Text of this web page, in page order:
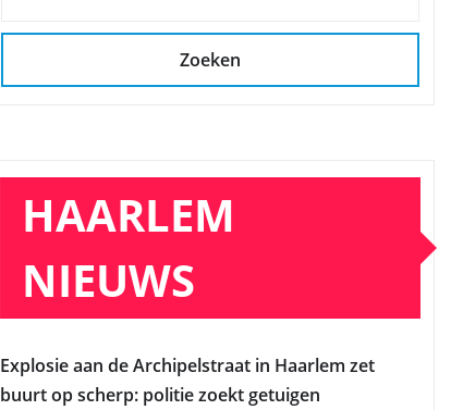
Zoeken
HAARLEM
NIEUWS
Explosie aan de Archipelstraat in Haarlem zet
buurt op scherp: politie zoekt getuigen